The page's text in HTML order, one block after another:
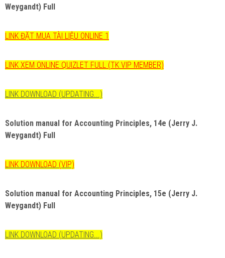
Weygandt) Full
LINK ĐẶT MUA TÀI LIỆU ONLINE 1
LINK XEM ONLINE QUIZLET FULL (TK VIP MEMBER)
LINK DOWNLOAD (UPDATING...)
Solution manual for Accounting Principles, 14e (Jerry J.
Weygandt) Full
LINK DOWNLOAD (VIP)
Solution manual for Accounting Principles, 15e (Jerry J.
Weygandt) Full
LINK DOWNLOAD (UPDATING...)